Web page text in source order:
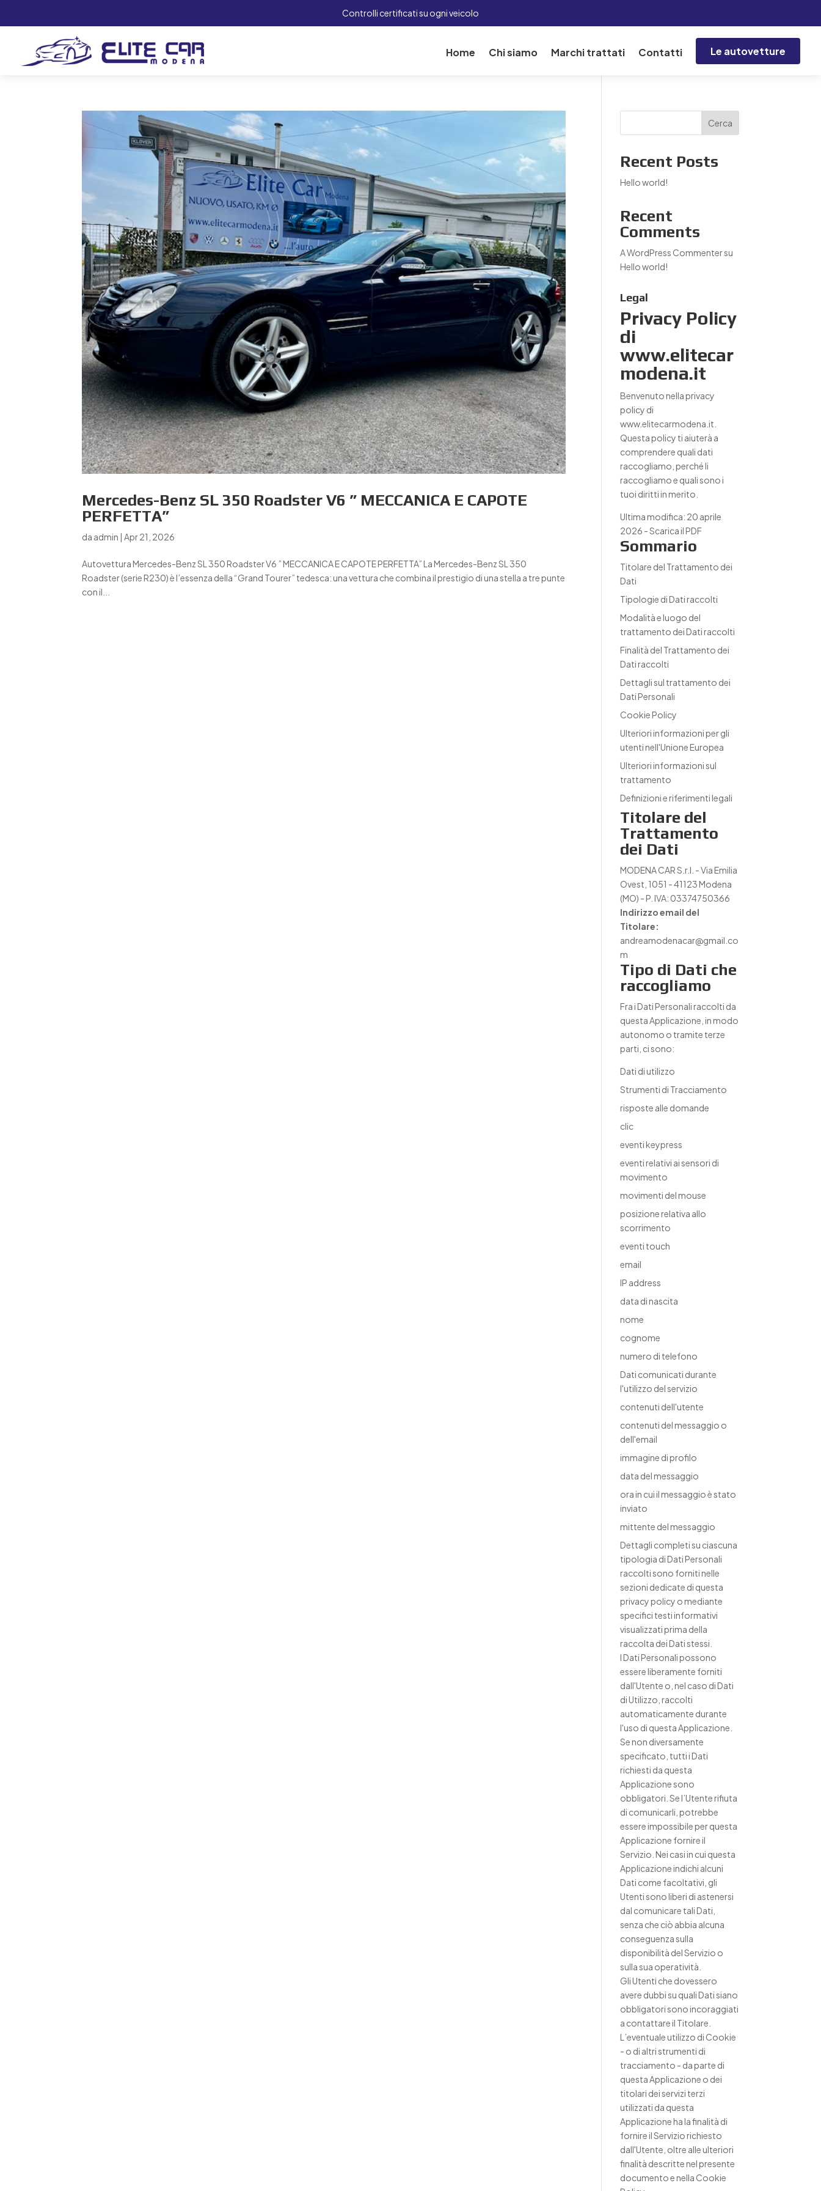
Controlli certificati su ogni veicolo
Home Chi siamo Marchi trattati Contatti Le autovetture
Mercedes-Benz SL 350 Roadster V6 ” MECCANICA E CAPOTE
PERFETTA”
da admin |Apr 21, 2026
Autovettura Mercedes-Benz SL 350 Roadster V6 ” MECCANICA E CAPOTE PERFETTA” La Mercedes-Benz SL 350
Roadster (serie R230) è l’essenza della “Grand Tourer” tedesca: una vettura che combina il prestigio di una stella a tre punte
con il...
Cerca
Recent Posts
Hello world!
Recent
Comments
A WordPress Commentersu
Hello world!
Legal
Privacy Policy
di
www.elitecar
modena.it
Benvenuto nella privacy
policy di
www.elitecarmodena.it.
Questa policy ti aiuterà a
comprendere quali dati
raccogliamo, perché li
raccogliamo e quali sono i
tuoi diritti in merito.
Ultima modifica: 20 aprile
2026 -Scarica il PDF
Sommario
Titolare del Trattamento dei
Dati
Tipologie di Dati raccolti
Modalità e luogo del
trattamento dei Dati raccolti
Finalità del Trattamento dei
Dati raccolti
Dettagli sul trattamento dei
Dati Personali
Cookie Policy
Ulteriori informazioni per gli
utenti nell'Unione Europea
Ulteriori informazioni sul
trattamento
Definizioni e riferimenti legali
Titolare del
Trattamento
dei Dati
MODENA CAR S.r.l. - Via Emilia
Ovest, 1051 - 41123 Modena
(MO) - P. IVA: 03374750366
Indirizzo email del
Titolare:
andreamodenacar@gmail.co
m
Tipo di Dati che
raccogliamo
Fra i Dati Personali raccolti da
questa Applicazione, in modo
autonomo o tramite terze
parti, ci sono:
Dati di utilizzo
Strumenti di Tracciamento
risposte alle domande
clic
eventi keypress
eventi relativi ai sensori di
movimento
movimenti del mouse
posizione relativa allo
scorrimento
eventi touch
email
IP address
data di nascita
nome
cognome
numero di telefono
Dati comunicati durante
l'utilizzo del servizio
contenuti dell'utente
contenuti del messaggio o
dell'email
immagine di profilo
data del messaggio
ora in cui il messaggio è stato
inviato
mittente del messaggio
Dettagli completi su ciascuna
tipologia di Dati Personali
raccolti sono forniti nelle
sezioni dedicate di questa
privacy policy o mediante
specifici testi informativi
visualizzati prima della
raccolta dei Dati stessi.
I Dati Personali possono
essere liberamente forniti
dall'Utente o, nel caso di Dati
di Utilizzo, raccolti
automaticamente durante
l'uso di questa Applicazione.
Se non diversamente
specificato, tutti i Dati
richiesti da questa
Applicazione sono
obbligatori. Se l’Utente rifiuta
di comunicarli, potrebbe
essere impossibile per questa
Applicazione fornire il
Servizio. Nei casi in cui questa
Applicazione indichi alcuni
Dati come facoltativi, gli
Utenti sono liberi di astenersi
dal comunicare tali Dati,
senza che ciò abbia alcuna
conseguenza sulla
disponibilità del Servizio o
sulla sua operatività.
Gli Utenti che dovessero
avere dubbi su quali Dati siano
obbligatori sono incoraggiati
a contattare il Titolare.
L’eventuale utilizzo di Cookie
- o di altri strumenti di
tracciamento - da parte di
questa Applicazione o dei
titolari dei servizi terzi
utilizzati da questa
Applicazione ha la finalità di
fornire il Servizio richiesto
dall'Utente, oltre alle ulteriori
finalità descritte nel presente
documento e nella Cookie